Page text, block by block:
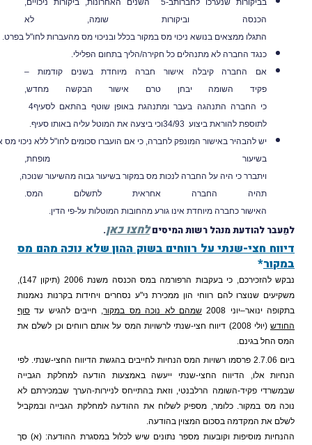
בביקורות שנערכו לחברות ב-5 השנים האחרונות, ביקורות
ניכויים,
שומה, לא
ממצאים בנושא ניכוי מס במקור בכלל ובניכוי מס מהעברות לחו"ל בפרט.
כנגד
החברה לא מתנהלים כל חקירה/הליך בתחום הפלילי.
החברה קיבלה אישור חברה מיוחדת בשנים קודמות
–
השומה יבחן טרם אישור הבקשה
מחדש,
החברה התנהגה בעבר ומתנהגת באופן שוטף בהתאם לסעיף4
לתוספת להוראת ביצוע 34/93וכי ביצעה את המוטל עליה באותו סעיף.
להבהיר באישור המונפק לחברה, כי אם הועברו סכומים לחו"ל ללא ניכוי מס או בניכוי
כי היה על החברה לנכות מס במקור בשיעור גבוה מהשיעור שנוכה,
אחראית לתשלום
כחברה מיוחדת אינו גורע מהחובות המוטלות על-פי הדין.
להודעת מנהל רשות המיסיםלחצו כאן.
חצי-שנתי על רווחים בשוק ההון שלא נוכה מהם מס
*
נבקש להזכירכם, כי בעקבות הרפורמה במס הכנסה משנת 2006 (תיקון 147),
שנוצרו להם רווחי הון ממכירת ני"ע נסחרים ויחידות בקרנות נאמנות
ינואר–יוני 2008
שמהם לא נוכה מס במקור, חייבים להגיש עדסוף
(יולי 2008) דיווח חצי-שנתי לרשויות המס על אותם רווחים וכן לשלם את
החל בגינם.
ביום 2.7.06 פרסמו רשויות המס הנחיות לחייבים בהגשת הדיווח החצי-שנתי. לפי
אלו, הדיווח החצי-שנתי ייעשה באמצעות הודעה למחלקת הגבייה
פקיד-השומה הרלבנטי, וזאת בהתייחס לניירות-הערך שבמכירתם לא
מס במקור. כלומר, מספיק לשלוח את ההודעה למחלקת הגבייה ובמקביל
את המקדמה בסכום המצוין בהודעה.
מוסיפות וקובעות מספר נתונים שיש לכלול במסגרת ההודעה: (א) סך